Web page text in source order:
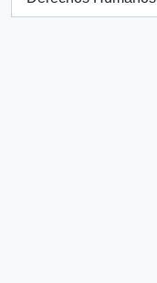
, 1 resultados